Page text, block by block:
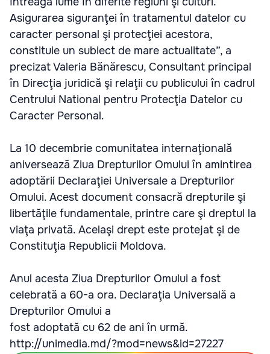
Asigurarea siguranţei în tratamentul datelor cu
caracter personal şi protecţiei acestora,
constituie un subiect de mare actualitate”, a
precizat Valeria Bănărescu, Consultant principal
în Direcţia juridică şi relaţii cu publicului în cadrul
Centrului National pentru Protecţia Datelor cu
Caracter Personal.
La 10 decembrie comunitatea internaţională
aniversează Ziua Drepturilor Omului în amintirea
adoptării Declaraţiei Universale a Drepturilor
Omului. Acest document consacră drepturile şi
libertăţile fundamentale, printre care şi dreptul la
viaţa privată. Acelaşi drept este protejat şi de
Constituţia Republicii Moldova.
Anul acesta Ziua Drepturilor Omului a fost
celebrată a 60-a ora. Declaraţia Universală a
Drepturilor Omului a
fost adoptată cu 62 de ani în urmă.
http://unimedia.md/?mod=news&id=27227